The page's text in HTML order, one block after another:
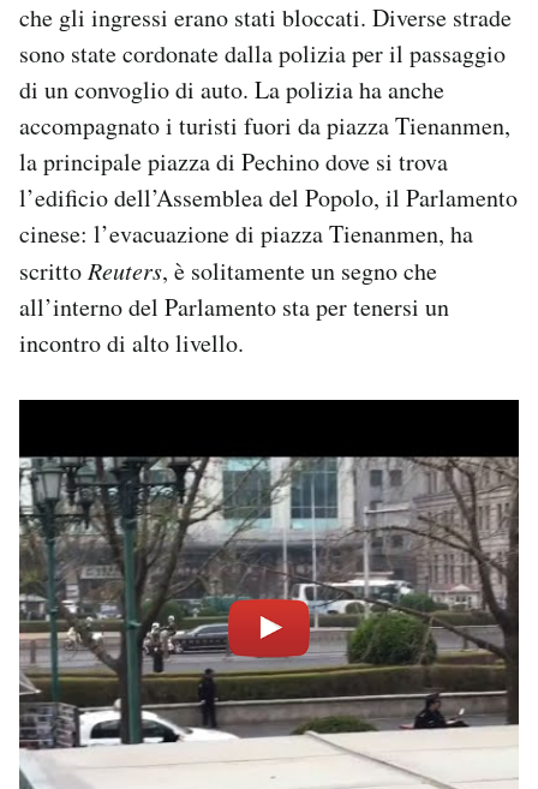
che gli ingressi erano stati bloccati. Diverse strade
sono state cordonate dalla polizia per il passaggio
di un convoglio di auto. La polizia ha anche
accompagnato i turisti fuori da piazza Tienanmen,
la principale piazza di Pechino dove si trova
l’edificio dell’Assemblea del Popolo, il Parlamento
cinese: l’evacuazione di piazza Tienanmen, ha
scritto Reuters, è solitamente un segno che
all’interno del Parlamento sta per tenersi un
incontro di alto livello.